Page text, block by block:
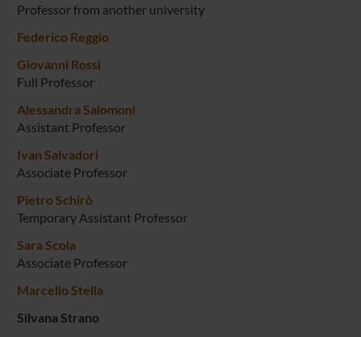
Professor from another university
Federico Reggio
Giovanni Rossi
Full Professor
Alessandra Salomoni
Assistant Professor
Ivan Salvadori
Associate Professor
Pietro Schirò
Temporary Assistant Professor
Sara Scola
Associate Professor
Marcello Stella
Silvana Strano